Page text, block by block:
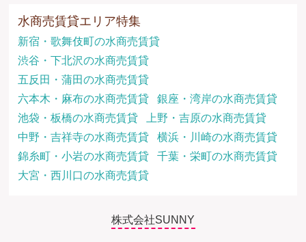
水商売賃貸エリア特集
新宿・歌舞伎町の水商売賃貸
渋谷・下北沢の水商売賃貸
五反田・蒲田の水商売賃貸
六本木・麻布の水商売賃貸
銀座・湾岸の水商売賃貸
池袋・板橋の水商売賃貸
上野・吉原の水商売賃貸
中野・吉祥寺の水商売賃貸
横浜・川崎の水商売賃貸
錦糸町・小岩の水商売賃貸
千葉・栄町の水商売賃貸
大宮・西川口の水商売賃貸
株式会社SUNNY